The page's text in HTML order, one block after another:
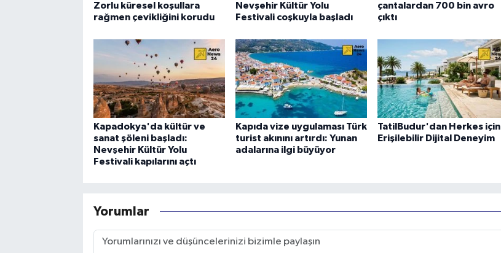
Zorlu küresel koşullara
rağmen çevikliğini korudu
Nevşehir Kültür Yolu
Festivali coşkuyla başladı
çantalardan 700 bin avro
çıktı
Kapadokya'da kültür ve
sanat şöleni başladı:
Nevşehir Kültür Yolu
Festivali kapılarını açtı
Kapıda vize uygulaması Türk
turist akınını artırdı: Yunan
adalarına ilgi büyüyor
TatilBudur'dan Herkes için
Erişilebilir Dijital Deneyim
Yorumlar